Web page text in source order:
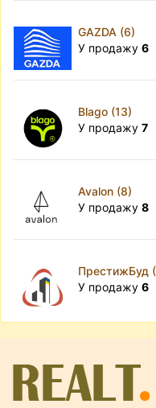
GAZDA (6)
У продажу 6
Blago (13)
У продажу 7
Avalon (8)
У продажу 8
ПрестижБуд
У продажу 6